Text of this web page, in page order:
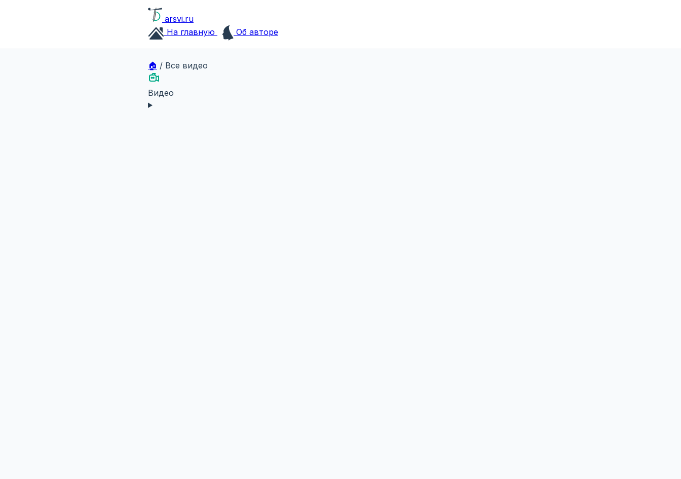
arsvi.ru
На главную
Об авторе
🏠 / Все видео
Видео